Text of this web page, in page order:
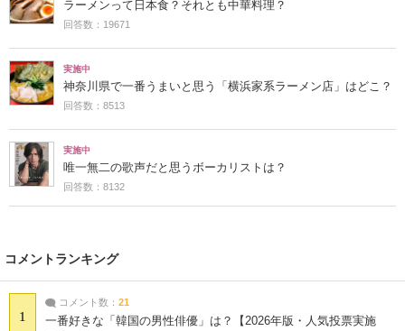
ラーメンって日本食？それとも中華料理？
回答数：19671
実施中
神奈川県で一番うまいと思う「横浜家系ラーメン店」はどこ？
回答数：8513
実施中
唯一無二の歌声だと思うボーカリストは？
回答数：8132
コメントランキング
1
コメント数： 21
一番好きな「韓国の男性俳優」は？【2026年版・人気投票実施